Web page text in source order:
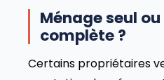
Ménage seul
complète ?
Certains propriétaires